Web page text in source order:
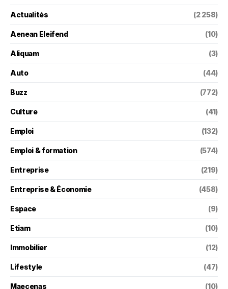
Actualités (2 258)
Aenean Eleifend (10)
Aliquam (3)
Auto (44)
Buzz (772)
Culture (41)
Emploi (132)
Emploi & formation (574)
Entreprise (219)
Entreprise & Économie (458)
Espace (9)
Etiam (10)
Immobilier (12)
Lifestyle (47)
Maecenas (10)